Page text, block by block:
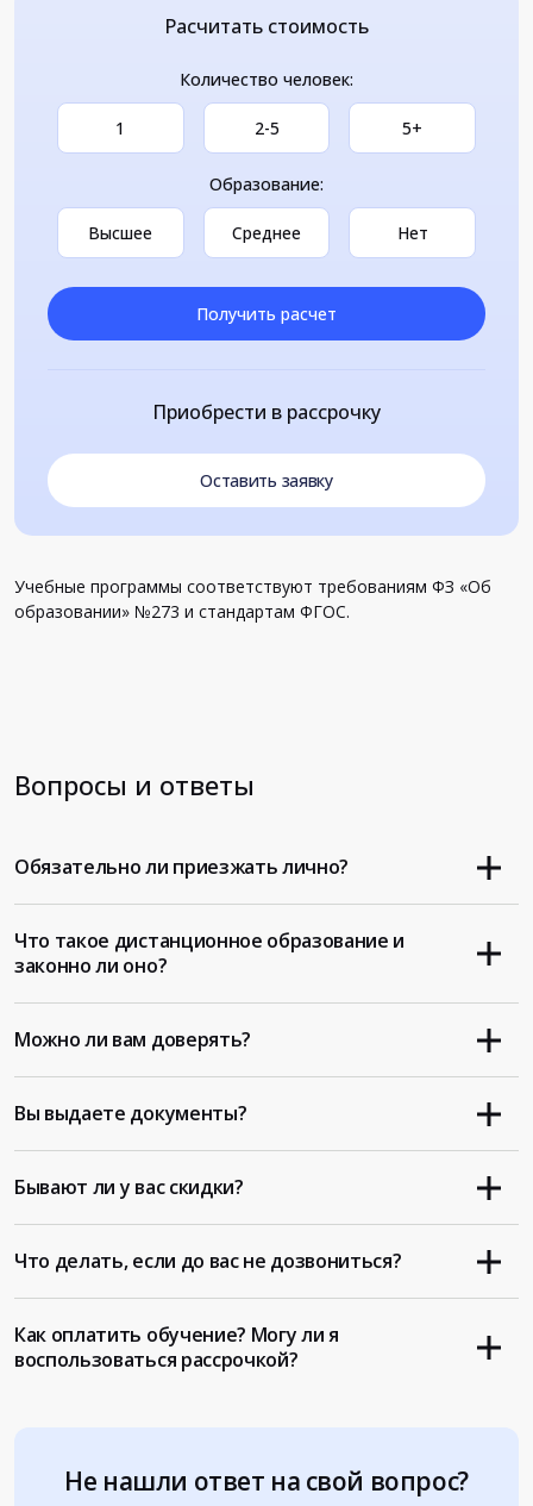
Расчитать стоимость
Количество человек:
1 2-5 5+
Образование:
Высшее Среднее Нет
Получить расчет
Приобрести в рассрочку
Оставить заявку
Учебные программы соответствуют требованиям ФЗ «Об
образовании» №273 и стандартам ФГОС.
Вопросы и ответы
Не нашли ответ на свой вопрос?
Обязательно ли приезжать лично?
Что такое дистанционное образование и
законно ли оно?
Можно ли вам доверять?
Вы выдаете документы?
Бывают ли у вас скидки?
Что делать, если до вас не дозвониться?
Как оплатить обучение? Могу ли я
воспользоваться рассрочкой?